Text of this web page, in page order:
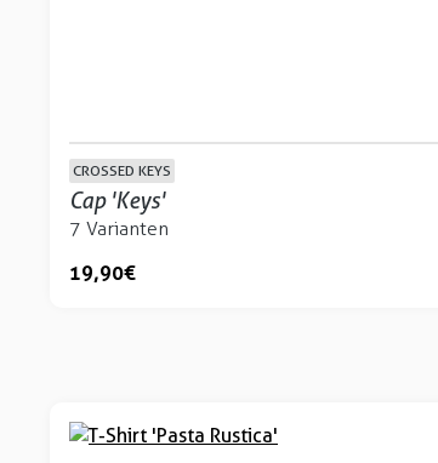
CROSSED KEYS
Cap 'Keys'
7 Varianten
19,90 €